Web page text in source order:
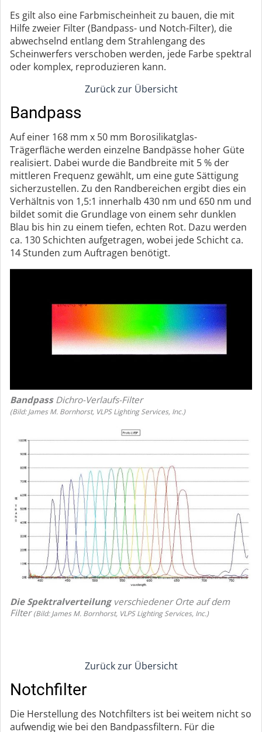
Es gilt also eine Farbmischeinheit zu bauen, die mit
Hilfe zweier Filter (Bandpass- und Notch-Filter), die
abwechselnd entlang dem Strahlengang des
Scheinwerfers verschoben werden, jede Farbe spektral
oder komplex, reproduzieren kann.
Zurück zur Übersicht
Bandpass
Auf einer 168 mm x 50 mm Borosilikatglas-
Trägerfläche werden einzelne Bandpässe hoher Güte
realisiert. Dabei wurde die Bandbreite mit 5 % der
mittleren Frequenz gewählt, um eine gute Sättigung
sicherzustellen. Zu den Randbereichen ergibt dies ein
Verhältnis von 1,5:1 innerhalb 430 nm und 650 nm und
bildet somit die Grundlage von einem sehr dunklen
Blau bis hin zu einem tiefen, echten Rot. Dazu werden
ca. 130 Schichten aufgetragen, wobei jede Schicht ca.
14 Stunden zum Auftragen benötigt.
Bandpass Dichro-Verlaufs-Filter
(Bild: James M. Bornhorst, VLPS Lighting Services, Inc.)
Die Spektralverteilungverschiedener Orte auf dem
Filter (Bild: James M. Bornhorst, VLPS Lighting Services, Inc.)
Zurück zur Übersicht
Notchfilter
Die Herstellung des Notchfilters ist bei weitem nicht so
aufwendig wie bei den Bandpassfiltern. Für die